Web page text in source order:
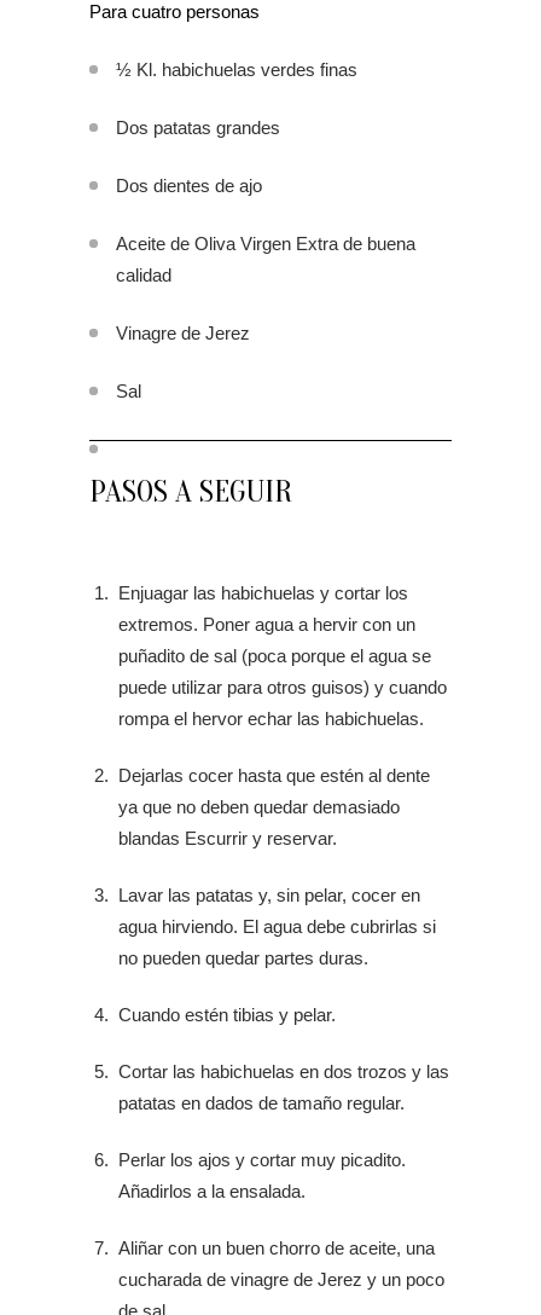
Para cuatro personas
½ Kl. habichuelas verdes finas
Dos patatas grandes
Dos dientes de ajo
Aceite de Oliva Virgen Extra de buena
calidad
Vinagre de Jerez
Sal
PASOS A SEGUIR
Enjuagar las habichuelas y cortar los
extremos. Poner agua a hervir con un
puñadito de sal (poca porque el agua se
puede utilizar para otros guisos) y cuando
rompa el hervor echar las habichuelas.
Dejarlas cocer hasta que estén al dente
ya que no deben quedar demasiado
blandas Escurrir y reservar.
Lavar las patatas y, sin pelar, cocer en
agua hirviendo. El agua debe cubrirlas si
no pueden quedar partes duras.
Cuando estén tibias y pelar.
Cortar las habichuelas en dos trozos y las
patatas en dados de tamaño regular.
Perlar los ajos y cortar muy picadito.
Añadirlos a la ensalada.
Aliñar con un buen chorro de aceite, una
cucharada de vinagre de Jerez y un poco
de sal.